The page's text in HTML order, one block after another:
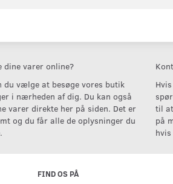
dine varer online?
du vælge at besøge vores butik
i nærheden af dig. Du kan også
varer direkte her på siden. Det er
og du får alle de oplysninger du
til
på
FIND OS PÅ